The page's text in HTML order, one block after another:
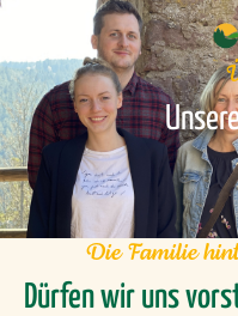
Die Familie
Dürfen wir uns